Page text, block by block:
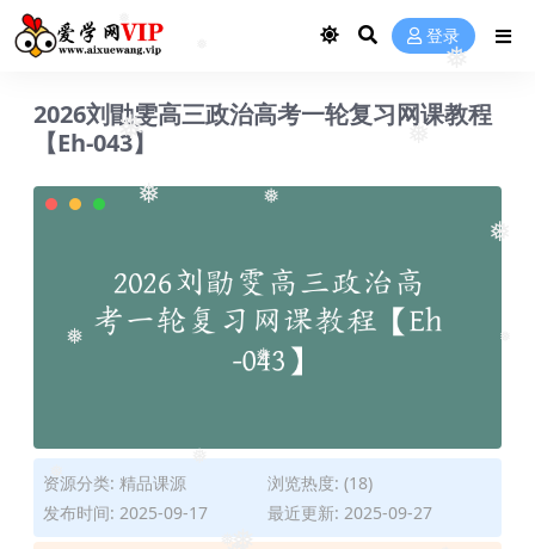
❅
❅
❅
❅
❅
登录
2026刘勖雯高三政治高考一轮复习网课教程
【Eh-043】
资源分类: 精品课源
浏览热度: (18)
发布时间: 2025-09-17
最近更新: 2025-09-27